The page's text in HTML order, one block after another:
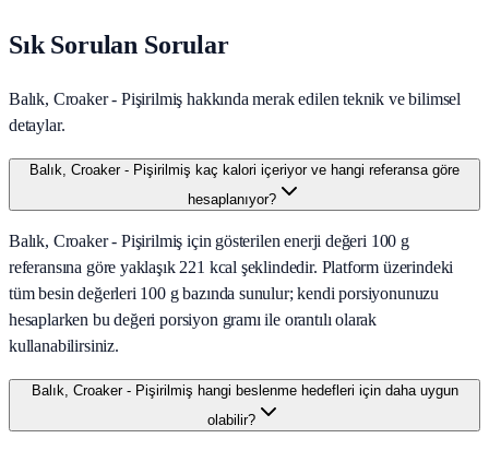
Sık Sorulan Sorular
Balık, Croaker - Pişirilmiş hakkında merak edilen teknik ve bilimsel
detaylar.
Balık, Croaker - Pişirilmiş kaç kalori içeriyor ve hangi referansa göre
hesaplanıyor?
Balık, Croaker - Pişirilmiş için gösterilen enerji değeri 100 g
referansına göre yaklaşık 221 kcal şeklindedir. Platform üzerindeki
tüm besin değerleri 100 g bazında sunulur; kendi porsiyonunuzu
hesaplarken bu değeri porsiyon gramı ile orantılı olarak
kullanabilirsiniz.
Balık, Croaker - Pişirilmiş hangi beslenme hedefleri için daha uygun
olabilir?